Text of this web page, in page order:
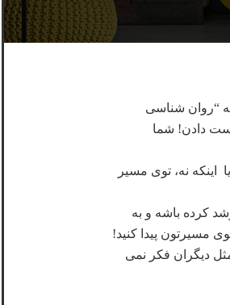
“روان‌ شناسی
دادن! شما
نه، توی مسیر
کرده باشه و به
مسیرتون پیدا کنید!
دیگران فکر نمی